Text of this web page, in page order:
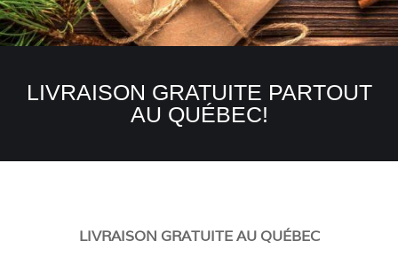
LIVRAISON GRATUITE PARTOUT
AU QUÉBEC!
LIVRAISON GRATUITE AU QUÉBEC